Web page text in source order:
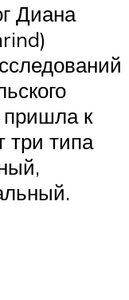
Диана
пришла к
три типа